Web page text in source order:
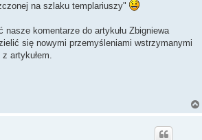
na szlaku templariuszy"
nasze komentarze do artykułu Zbigniewa
się nowymi przemyśleniami wstrzymanymi
artykułem.